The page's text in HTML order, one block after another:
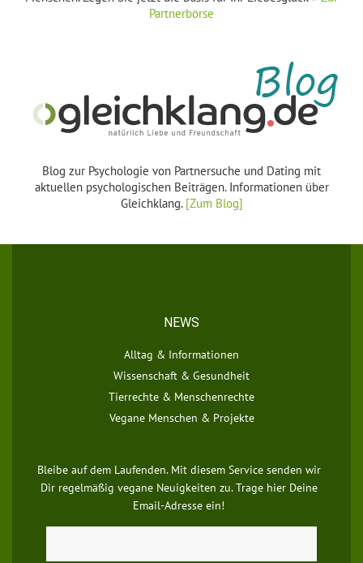
Partnerbörse
Blog zur Psychologie von Partnersuche und Dating mit
aktuellen psychologischen Beiträgen. Informationen über
Gleichklang. [Zum Blog]
NEWS
Alltag & Informationen
Wissenschaft & Gesundheit
Tierrechte & Menschenrechte
Vegane Menschen & Projekte
Bleibe auf dem Laufenden. Mit diesem Service senden wir
Dir regelmäßig vegane Neuigkeiten zu. Trage hier Deine
Email-Adresse ein!